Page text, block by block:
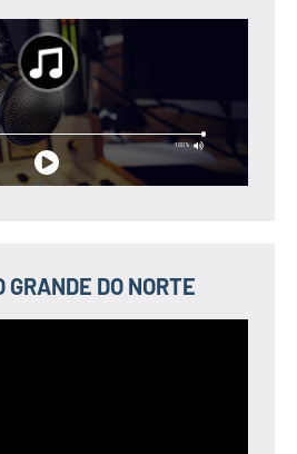
GRANDE DO NORTE